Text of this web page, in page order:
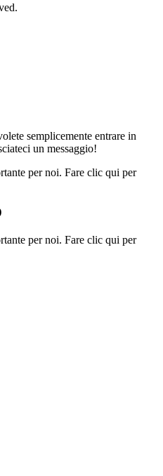
semplicemente entrare in
un messaggio!
per noi. Fare clic qui per
per noi. Fare clic qui per